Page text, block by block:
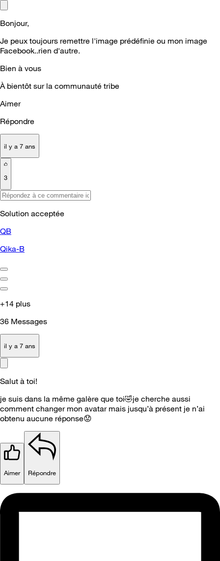
Bonjour,
Je peux toujours remettre l'image prédéfinie ou mon image
Facebook..rien d'autre.
Bien à vous
À bientôt sur la communauté tribe
Aimer
Répondre
il y a 7 ans
3
Solution acceptée
QB
Qika-B
+14 plus
36 Messages
il y a 7 ans
Salut à toi!
je suis dans la même galère que toi🤣je cherche aussi
comment changer mon avatar mais jusqu’à présent je n’ai
obtenu aucune réponse😟
Aimer Répondre